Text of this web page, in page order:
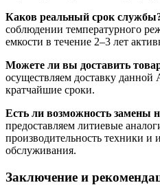
Каков реальный срок
соблюдении температурного
емкости в течение 2–3 лет
Можете ли вы доставить
осуществляем доставку
кратчайшие сроки.
Есть ли возможность замены
предоставляем литиевые
производительность техники и
обслуживания.
Заключение и